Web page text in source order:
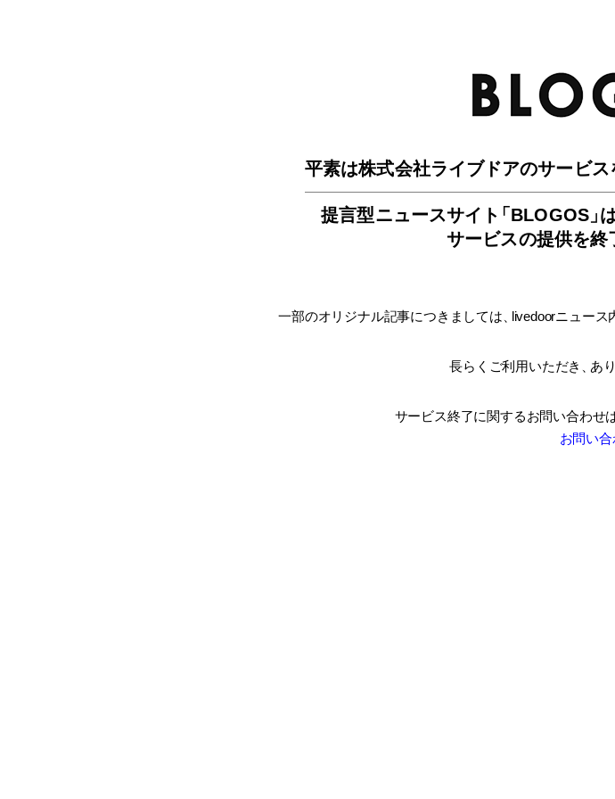
平素は株式会社ライブドアのサービス
提言型ニュースサイ ト「BLOGOS」
サービスの提供を終
一部のオリジナル記事につきましては livedoorニュース
長らくご利用いただき あ
サービス終了に関するお問い合わせは
お問い